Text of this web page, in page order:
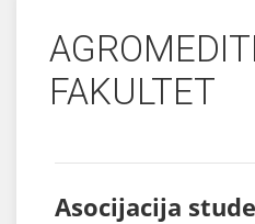
FAKULTET
Asocijacija